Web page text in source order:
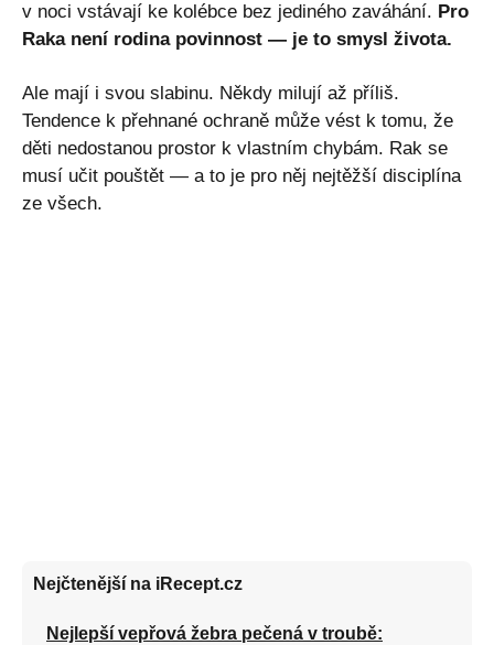
v noci vstávají ke kolébce bez jediného zaváhání. Pro
Raka není rodina povinnost — je to smysl života.
Ale mají i svou slabinu. Někdy milují až příliš.
Tendence k přehnané ochraně může vést k tomu, že
děti nedostanou prostor k vlastním chybám. Rak se
musí učit pouštět — a to je pro něj nejtěžší disciplína
ze všech.
Nejčtenější na iRecept.cz
Nejlepší vepřová žebra pečená v troubě: